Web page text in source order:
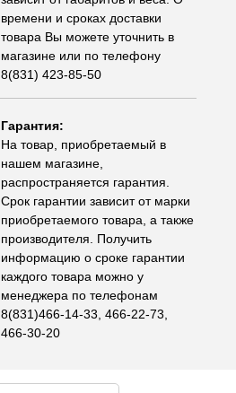
времени и сроках доставки
товара Вы можете уточнить в
магазине или по телефону
8(831) 423-85-50
Гарантия:
На товар, приобретаемый в
нашем магазине,
распространяется гарантия.
Срок гарантии зависит от марки
приобретаемого товара, а также
производителя. Получить
информацию о сроке гарантии
каждого товара можно у
менеджера по телефонам
8(831)466-14-33, 466-22-73,
466-30-20